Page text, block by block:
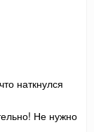
наткнулся
Не нужно